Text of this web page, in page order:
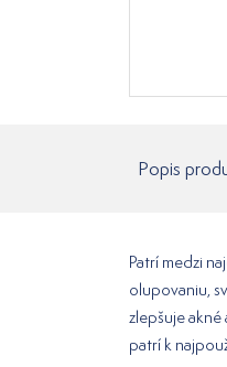
Popis
Patrí medzi
olupovaniu,
zlepšuje
patrí k